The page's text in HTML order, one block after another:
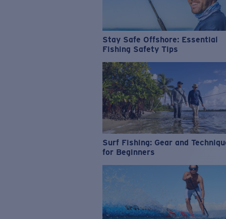
Stay Safe Offshore: Essential
Fishing Safety Tips
Surf Fishing: Gear and
for Beginners